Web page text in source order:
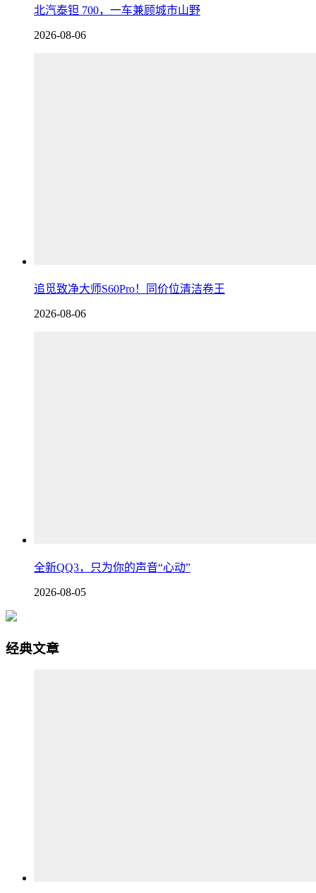
北汽泰钽 700，一车兼顾城市山野
2026-08-06
追觅致净大师S60Pro！同价位清洁卷王
2026-08-06
全新QQ3，只为你的声音“心动”
2026-08-05
经典文章